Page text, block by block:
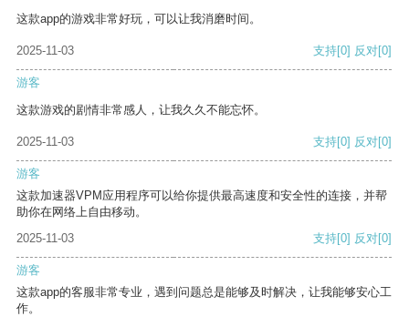
这款app的游戏非常好玩，可以让我消磨时间。
2025-11-03 支持[0] 反对[0]
游客
这款游戏的剧情非常感人，让我久久不能忘怀。
2025-11-03 支持[0] 反对[0]
游客
这款加速器VPM应用程序可以给你提供最高速度和安全性的连接，并帮
助你在网络上自由移动。
2025-11-03
支持[0] 反对[0]
游客
这款app的客服非常专业，遇到问题总是能够及时解决，让我能够安心工
作。